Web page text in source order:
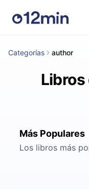
Categorías author
Libros
Más Populares
Los libros más